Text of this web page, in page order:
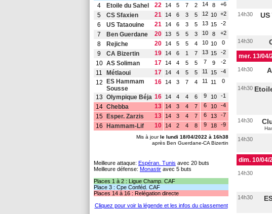
4 Etoile du Sahel 22 14 5 7 2 14 8 +6
5 CS Sfaxien 21 14 6 3 5 12 10 +2
6 US Tataouine 21 14 6 3 5 13 15 -2
7 Ben Guerdane 20 13 5 5 3 10 8 +2
8 Rejiche 20 14 5 5 4 10 10 0
9 CA Bizertin 19 14 6 1 7 13 15 -2
10 AS Soliman 17 14 4 5 5 7 9 -2
11 Métlaoui 17 14 4 5 5 11 15 -4
12
ES Hammam
Sousse
16 14 3 7 4 11 11 0
13 Olympique Béja 16 14 4 4 6 9 10 -1
14 Chebba 13 14 3 4 7 6 10 -4
15 Esper. Zarzis 13 14 3 4 7 6 13 -7
16 Hammam-Lif 10 14 2 4 8 9 18 -9
Mis à jourle lundi 18/04/2022 à 16h38
après Ben Guerdane-CA Bizertin
Meilleure attaque: Espéran. Tunis avec 20 buts
Meilleure défense: Monastir avec 5 buts
Places 1 à 2 : Ligue Champ. CAF
Place 3 : Cpe Conféd. CAF
Places 14 à 16 : Relégation directe
Cliquez pour voir la légende et les infos du classement
14h30
14h30
mer. 13/04/
14h30
14h30
14h30
14h30
dim. 10/04/
14h30
14h30